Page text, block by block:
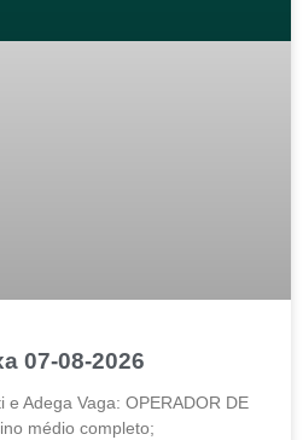
07-08-2026
e Adega Vaga: OPERADOR DE
médio completo;